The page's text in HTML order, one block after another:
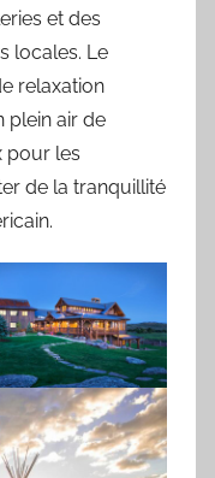
et des
locales. Le
relaxation
plein air de
pour les
de la tranquillité